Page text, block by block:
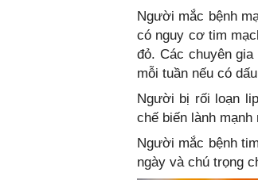
Người mắc bệnh
có nguy cơ tim
đỏ. Các chuyên
mỗi tuần nếu có
Người bị rối loạn
chế biến lành
Người mắc bệnh
ngày và chú trọng